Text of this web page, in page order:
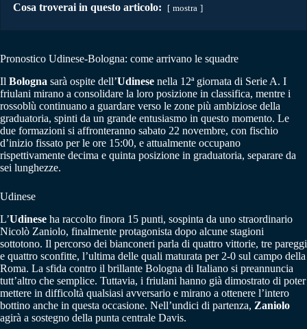
Cosa troverai in questo articolo: mostra
Pronostico Udinese-Bologna: come arrivano le squadre
Il Bologna sarà ospite dell’Udinese nella 12ª giornata di Serie A. I
friulani mirano a consolidare la loro posizione in classifica, mentre i
rossoblù continuano a guardare verso le zone più ambiziose della
graduatoria, spinti da un grande entusiasmo in questo momento. Le
due formazioni si affronteranno sabato 22 novembre, con fischio
d’inizio fissato per le ore 15:00, e attualmente occupano
rispettivamente decima e quinta posizione in graduatoria, separare da
sei lunghezze.
Udinese
L’Udinese ha raccolto finora 15 punti, sospinta da uno straordinario
Nicolò Zaniolo, finalmente protagonista dopo alcune stagioni
sottotono. Il percorso dei bianconeri parla di quattro vittorie, tre pareggi
e quattro sconfitte, l’ultima delle quali maturata per 2-0 sul campo della
Roma. La sfida contro il brillante Bologna di Italiano si preannuncia
tutt’altro che semplice. Tuttavia, i friulani hanno già dimostrato di poter
mettere in difficoltà qualsiasi avversario e mirano a ottenere l’intero
bottino anche in questa occasione. Nell’undici di partenza, Zaniolo
agirà a sostegno della punta centrale Davis.